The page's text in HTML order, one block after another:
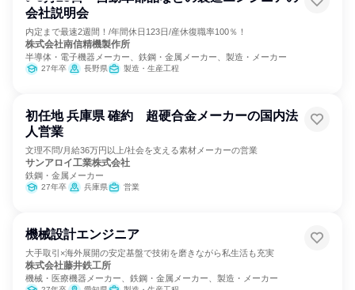
会社説明会
内定まで最速2週間！/年間休日123日/産休復職率100％！
株式会社南信精機製作所
半導体・電子機器メーカー、鉄鋼・金属メーカー、製造・メーカー
27年卒 長野県 製造・生産工程
初任地 兵庫県 確約 超硬合金メーカーの国内法
人営業
文理不問/月給36万円以上/社会を支える素材メーカーの営業
サンアロイ工業株式会社
鉄鋼・金属メーカー
27年卒 兵庫県 営業
機械設計エンジニア
大手取引×海外展開の安定基盤で技術を磨きながら私生活も充実
株式会社藤井鉄工所
機械・医療機器メーカー、鉄鋼・金属メーカー、製造・メーカー